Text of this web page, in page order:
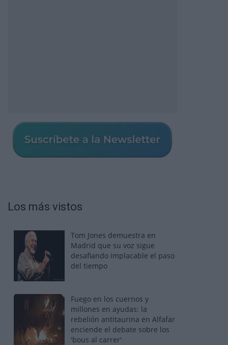
Los más vistos
Tom Jones demuestra en
Madrid que su voz sigue
desafiando implacable el paso
del tiempo
Fuego en los cuernos y
millones en ayudas: la
rebelión antitaurina en Alfafar
enciende el debate sobre los
'bous al carrer'